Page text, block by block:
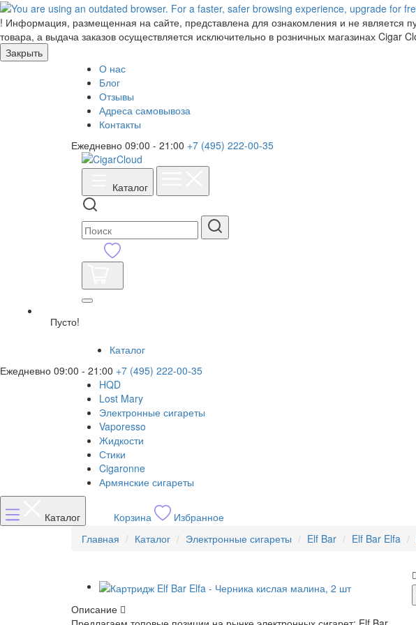
! Информация, размещенная на сайте, представлена для ознакомления и не является
товара, а выдача заказов осуществляется исключительно в розничных магазинах Cigar
Закрыть
О нас
Блог
Отзывы
Адреса самовывоза
Контакты
Ежедневно 09:00 - 21:00 +7 (495) 222-00-35
Каталог
Пусто!
Каталог
Ежедневно 09:00 - 21:00 +7 (495) 222-00-35
HQD
Lost Mary
Электронные сигареты
Vaporesso
Жидкости
Стики
Cigaronne
Армянские сигареты
Каталог Корзина
Избранное
Главная
Каталог Электронные сигареты Elf Bar Elf Bar Elfa
Описание